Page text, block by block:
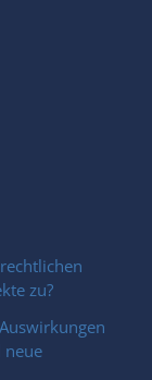
zu?
neue